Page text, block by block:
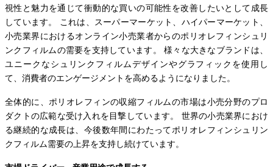
視性と魅力を通じて衝動的な買いの可能性を改善したいとして成長
しています。 これは、スーパーマーケット、ハイパーマーケット、
小売業界におけるオンライン小売業者からのポリオレフィンシュリ
ンクフィルムの需要を支持しています。 様々な大きなブランドは、
ユニークなシュリンクフィルムデザインやグラフィックを使用し
て、消費者のエンゲージメントを高めるようになりました。
全体的に、ポリオレフィンの収縮フィルムの市場は小売分野のプロ
ダクトの広範な受け入れを目撃しています。 世界の小売業界におけ
る継続的な成長は、今後数年間にわたってポリオレフィンシュリン
クフィルム需要の上昇を支持し続けています。